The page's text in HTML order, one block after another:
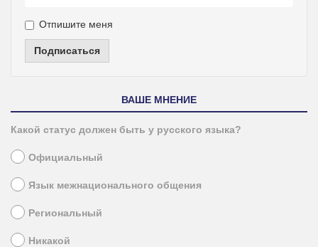
Отпишите меня
Подписаться
ВАШЕ МНЕНИЕ
Какой статус должен быть у русского языка?
Официальный
Язык межнационального общения
Региональный
Никакой